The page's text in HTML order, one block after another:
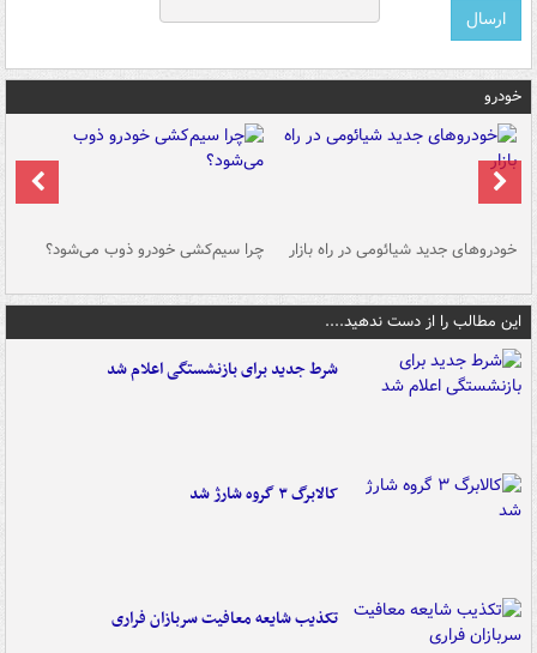
خودرو
خودروهای جدید شیائومی در راه بازار چرا سیم‌کشی خودرو ذوب می‌شود؟
این مطالب را از دست ندهید....
شرط جدید برای بازنشستگی اعلام شد
کالابرگ ۳ گروه شارژ شد
تکذیب شایعه معافیت سربازان فراری